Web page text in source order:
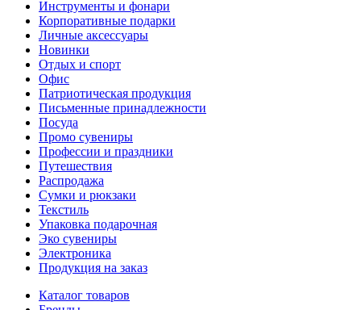
Инструменты и фонари
Корпоративные подарки
Личные аксессуары
Новинки
Отдых и спорт
Офис
Патриотическая продукция
Письменные принадлежности
Посуда
Промо сувениры
Профессии и праздники
Путешествия
Распродажа
Сумки и рюкзаки
Текстиль
Упаковка подарочная
Эко сувениры
Электроника
Продукция на заказ
Каталог товаров